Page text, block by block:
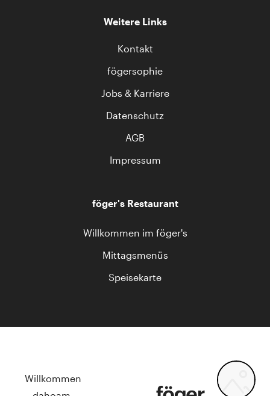
Weitere Links
Kontakt
fögersophie
Jobs & Karriere
Datenschutz
AGB
Impressum
föger's Restaurant
Willkommen im föger's
Mittagsmenüs
Speisekarte
Willkommen